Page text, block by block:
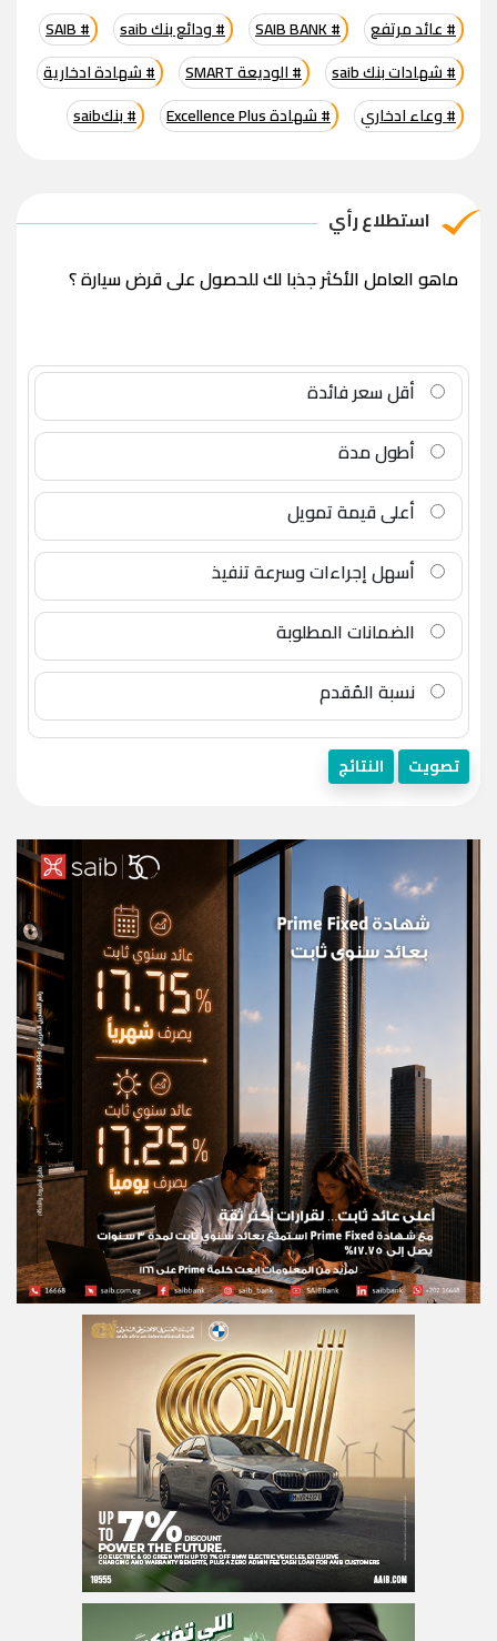
# عائد مرتفع # SAIB BANK # ودائع بنك saib
# SAIB
# شهادات بنك saib
# الوديعة SMART
# شهادة ادخارية
# وعاء ادخاري
# شهادة Excellence Plus # بنكsaib
استطلاع رأي
ماهو العامل الأكثر جذبا لك للحصول على قرض سيارة ؟
أقل سعر فائدة
أطول مدة
أعلى قيمة تمويل
أسهل إجراءات وسرعة تنفيذ
الضمانات المطلوبة
نسبة المُقدم
تصويت النتائج